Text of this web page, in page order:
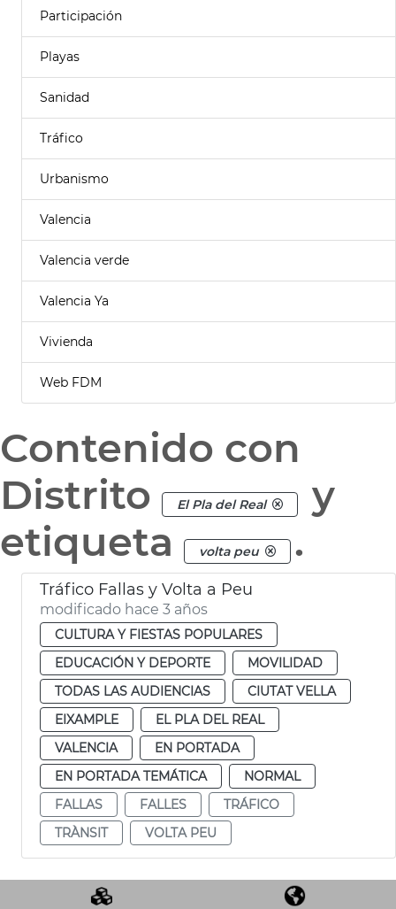
Participación
Playas
Sanidad
Tráfico
Urbanismo
Valencia
Valencia verde
Valencia Ya
Vivienda
Web FDM
Contenido con
Distrito
El Pla del Real
y
etiqueta
volta peu .
Tráfico Fallas y Volta a Peu
modificado hace 3 años
CULTURA Y FIESTAS POPULARES
EDUCACIÓN Y DEPORTE
MOVILIDAD
TODAS LAS AUDIENCIAS
CIUTAT VELLA
EIXAMPLE
EL PLA DEL REAL
VALENCIA
EN PORTADA
EN PORTADA TEMÁTICA
NORMAL
FALLAS
FALLES
TRÁFICO
TRÀNSIT
VOLTA PEU